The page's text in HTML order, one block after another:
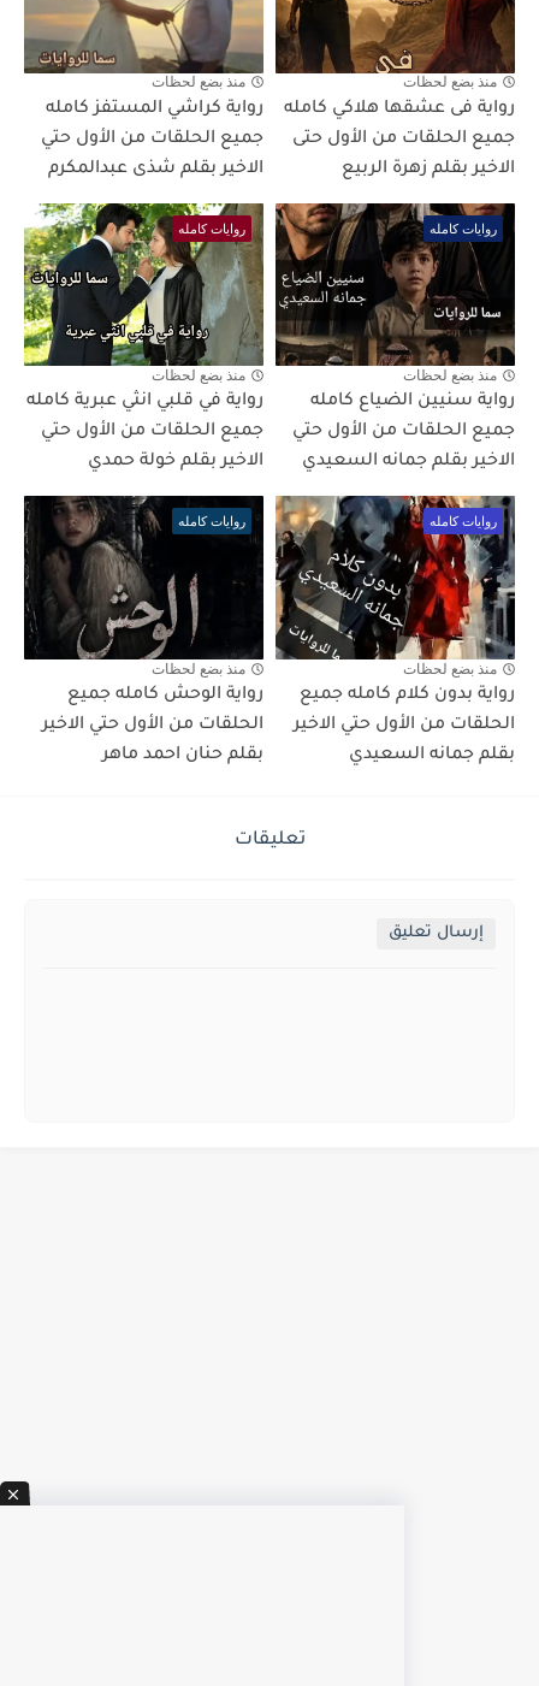
منذ بضع لحظات
رواية فى عشقها هلاكي كامله
جميع الحلقات من الأول حتى
الاخير بقلم زهرة الربيع
منذ بضع لحظات
رواية كراشي المستفز كامله
جميع الحلقات من الأول حتي
الاخير بقلم شذى عبدالمكرم
روايات كامله
منذ بضع لحظات
رواية سنيين الضياع كامله
جميع الحلقات من الأول حتي
الاخير بقلم جمانه السعيدي
روايات كامله
منذ بضع لحظات
رواية في قلبي انثي عبرية كامله
جميع الحلقات من الأول حتي
الاخير بقلم خولة حمدي
روايات كامله
منذ بضع لحظات
رواية بدون كلام كامله جميع
الحلقات من الأول حتي الاخير
بقلم جمانه السعيدي
روايات كامله
منذ بضع لحظات
رواية الوحش كامله جميع
الحلقات من الأول حتي الاخير
بقلم حنان احمد ماهر
تعليقات
إرسال تعليق